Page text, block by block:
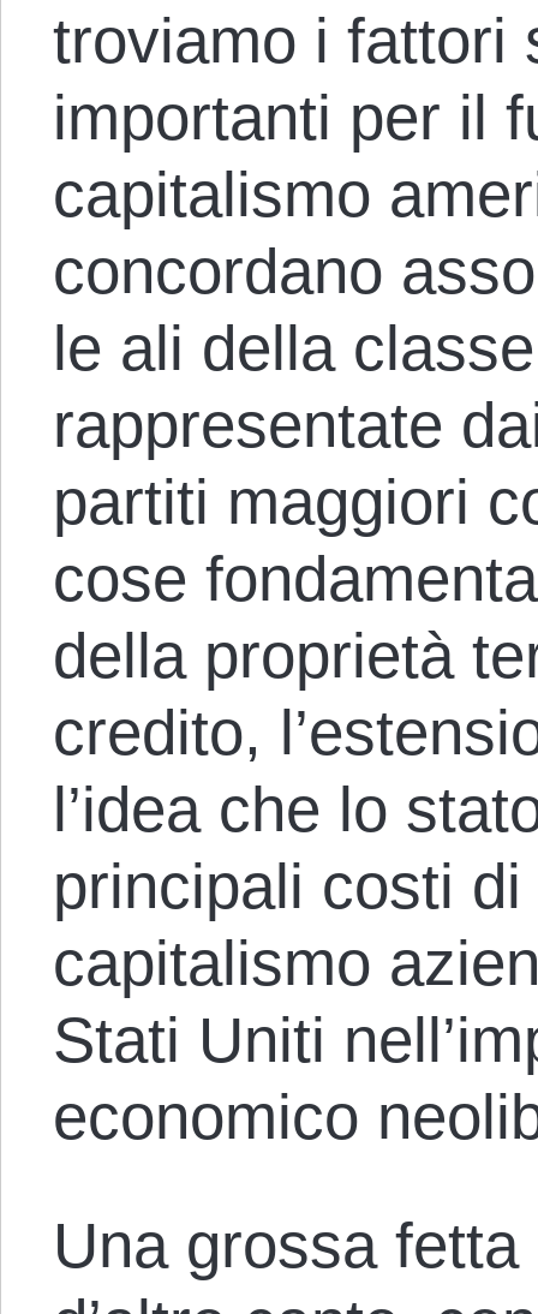
troviamo i fattori
importanti per il
capitalismo
concordano
le ali della
rappresentate
partiti maggiori
cose
della proprietà
credito,
l’idea che lo
principali costi
capitalismo
Stati Uniti
economico
Una grossa